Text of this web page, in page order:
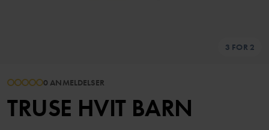
3 FOR 2
0 ANMELDELSER
TRUSE HVIT BARN